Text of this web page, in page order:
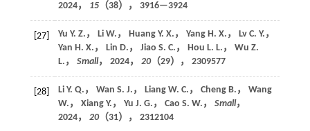
2024， 15（38）， 3916—3924
[27]
Yu Y. Z.， Li W.， Huang Y. X.， Yang H. X.， Lv C. Y.，
Yan H. X.， Lin D.， Jiao S. C.， Hou L. L.， Wu Z.
L.， Small， 2024， 20（29）， 2309577
[28]
Li Y. Q.， Wan S. J.， Liang W. C.， Cheng B.， Wang
W.， Xiang Y.， Yu J. G.， Cao S. W.， Small，
2024， 20（31）， 2312104